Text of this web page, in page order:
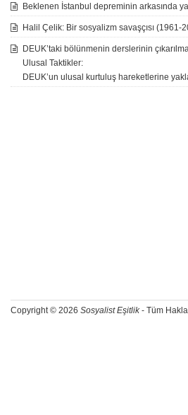
Beklenen İstanbul depreminin arkasında
Halil Çelik: Bir sosyalizm savaşçısı (1961-
DEUK’taki bölünmenin derslerinin
Ulusal Taktikler:
DEUK’un ulusal kurtuluş hareketlerine
Copyright © 2026 Sosyalist Eşitlik- Tüm